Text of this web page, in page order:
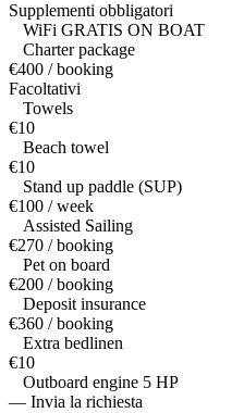
Supplementi obbligatori
WiFi GRATIS ON BOAT
Charter package
€400 / booking
Facoltativi
Towels
€10
Beach towel
€10
Stand up paddle (SUP)
€100 / week
Assisted Sailing
€270 / booking
Pet on board
€200 / booking
Deposit insurance
€360 / booking
Extra bedlinen
€10
Outboard engine 5 HP
— Invia la richiesta